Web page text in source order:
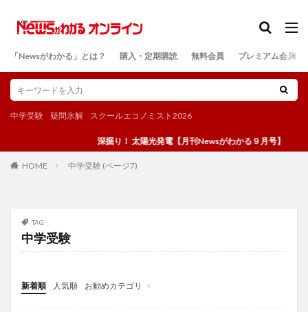
「Newsがわかる」とは？ 購入・定期購読 無料会員 プレミアム会員
中学受験 疑問氷解 スクールエコノミスト2026
深掘り！ 太陽光発電【月刊Newsがわかる９月号】
HOME 中学受験 (ページ7)
TAG
中学受験
新着順 人気順
お勧めカテゴリ
投稿
学び
マンガ
電子書籍
検索